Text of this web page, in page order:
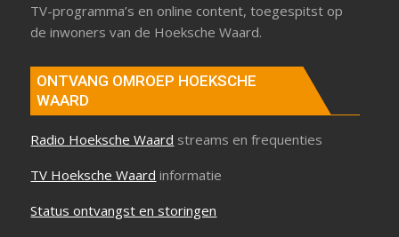
TV-programma’s en online content, toegespitst op
de inwoners van de Hoeksche Waard.
ONTVANG OMROEP HOEKSCHE
WAARD
Radio Hoeksche Waard streams en frequenties
TV Hoeksche Waard informatie
Status ontvangst en storingen